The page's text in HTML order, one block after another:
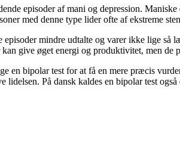
episoder af mani og depression.
med denne type lider ofte af ekstreme
mindre udtalte og varer ikke lige
give øget energi og produktivitet, men
en bipolar test for at få en mere præcis
På dansk kaldes en bipolar test også